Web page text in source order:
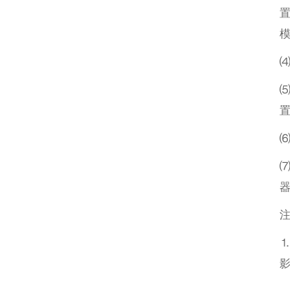
⑷
⑸
⑹
⑺
⒈